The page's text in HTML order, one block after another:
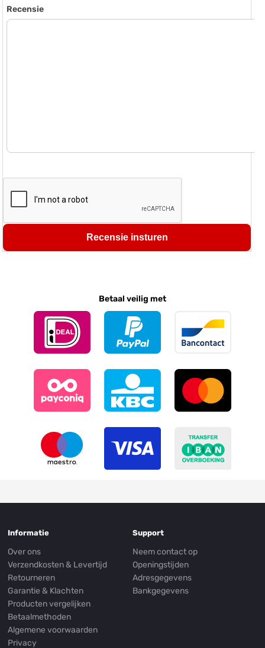
Recensie
Recensie insturen
Betaal veilig met
Informatie
Over ons
Verzendkosten & Levertijd
Retourneren
Garantie & Klachten
Producten vergelijken
Betaalmethoden
Algemene voorwaarden
Privacy
Support
Neem contact op
Openingstijden
Adresgegevens
Bankgegevens